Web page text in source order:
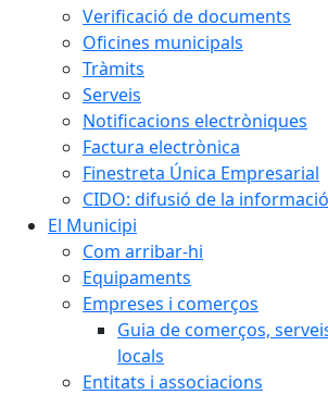
Verificació de documents
Oficines municipals
Tràmits
Serveis
Notificacions electròniques
Factura electrònica
Finestreta Única Empresarial
CIDO: difusió de la
El Municipi
Com arribar-hi
Equipaments
Empreses i comerços
Guia de comerços,
locals
Entitats i associacions